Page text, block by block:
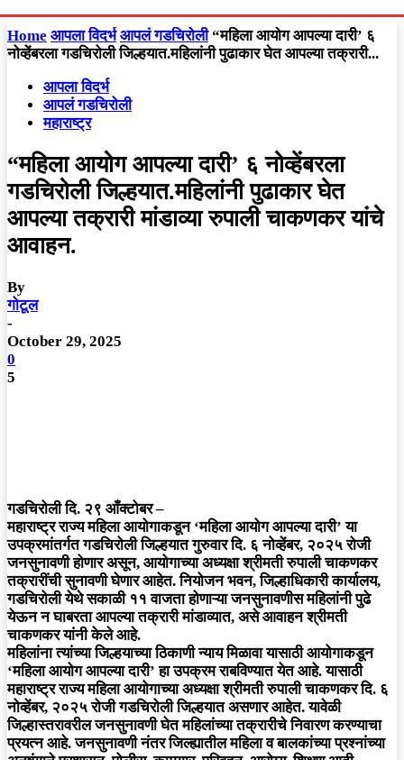
Home आपला विदर्भ आपलं गडचिरोली “महिला आयोग आपल्या दारी’ ६
नोव्हेंबरला गडचिरोली जिल्हयात.महिलांनी पुढाकार घेत आपल्या तक्रारी...
आपला विदर्भ
आपलं गडचिरोली
महाराष्ट्र
“महिला आयोग आपल्या दारी’ ६ नोव्हेंबरला
गडचिरोली जिल्हयात.महिलांनी पुढाकार घेत
आपल्या तक्रारी मांडाव्या रुपाली चाकणकर यांचे
आवाहन.
By
गोटूल
-
October 29, 2025
0
5
गडचिरोली दि. २९ आँक्टोबर –
महाराष्ट्र राज्य महिला आयोगाकडून ‘महिला आयोग आपल्या दारी’ या
उपक्रमांतर्गत गडचिरोली जिल्हयात गुरुवार दि. ६ नोव्हेंबर, २०२५ रोजी
जनसुनावणी होणार असून, आयोगाच्या अध्यक्षा श्रीमती रुपाली चाकणकर
तक्रारींची सुनावणी घेणार आहेत. नियोजन भवन, जिल्हाधिकारी कार्यालय,
गडचिरोली येथे सकाळी ११ वाजता होणाऱ्या जनसुनावणीस महिलांनी पुढे
येऊन न घाबरता आपल्या तक्रारी मांडाव्यात, असे आवाहन श्रीमती
चाकणकर यांनी केले आहे.
महिलांना त्यांच्या जिल्हयाच्या ठिकाणी न्याय मिळावा यासाठी आयोगाकडून
‘महिला आयोग आपल्या दारी’ हा उपक्रम राबविण्यात येत आहे. यासाठी
महाराष्ट्र राज्य महिला आयोगाच्या अध्यक्षा श्रीमती रुपाली चाकणकर दि. ६
नोव्हेंबर, २०२५ रोजी गडचिरोली जिल्हयात असणार आहेत. यावेळी
जिल्हास्तरावरील जनसुनावणी घेत महिलांच्या तक्रारीचे निवारण करण्याचा
प्रयत्न आहे. जनसुनावणी नंतर जिल्ह्यातील महिला व बालकांच्या प्रश्नांच्या